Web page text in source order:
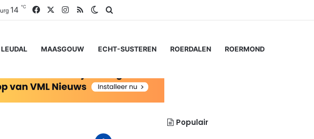
14 ℃ FacebookInstagram
RSS Switch skin
LEUDAL MAASGOUW ECHT-SUSTEREN ROERDALEN ROERMOND
Populair